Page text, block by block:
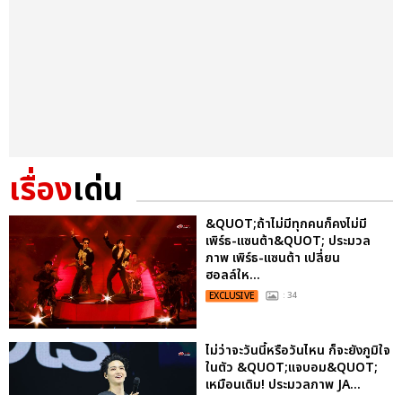
เรื่องเด่น
&QUOT;ถ้าไม่มีทุกคนก็คงไม่มี
เพิร์ธ-แซนต้า&QUOT; ประมวล
ภาพ เพิร์ธ-แซนต้า เปลี่ยน
ฮอลล์ให...
EXCLUSIVE : 34
ไม่ว่าจะวันนี้หรือวันไหน ก็จะยังภูมิใจ
ในตัว &QUOT;แจบอม&QUOT;
เหมือนเดิม! ประมวลภาพ JA...